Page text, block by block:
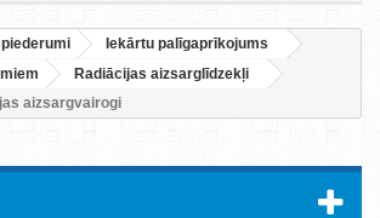
Iekārtu palīgaprīkojums
Radiācijas aizsarglīdzekļi
aizsargvairogi